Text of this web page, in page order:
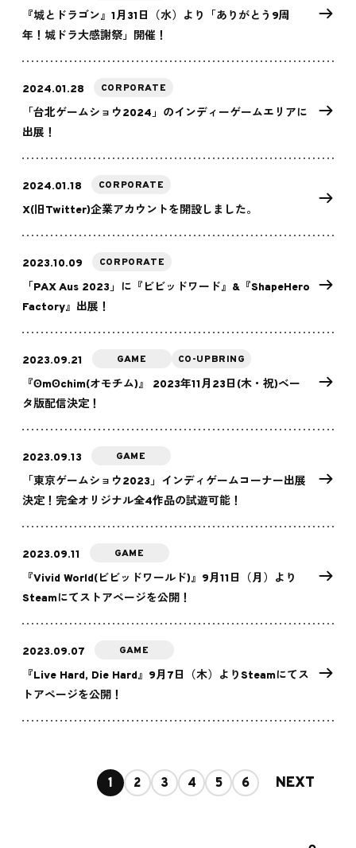
『城とドラゴン』1月31日（水）より「ありがとう9周
年！城ドラ大感謝祭」開催！
2024.01.28 CORPORATE
「台北ゲームショウ2024」のインディーゲームエリアに
出展！
2024.01.18 CORPORATE
X(旧Twitter)企業アカウントを開設しました。
2023.10.09 CORPORATE
「PAX Aus 2023」に『ビビッドワード』&『ShapeHero
Factory』出展！
2023.09.21 GAME CO-UPBRING
『ʘmʘchim(オモチム)』 2023年11月23日(木・祝)ベー
タ版配信決定！
2023.09.13 GAME
「東京ゲームショウ2023」インディゲームコーナー出展
決定！完全オリジナル全4作品の試遊可能！
2023.09.11 GAME
『Vivid World(ビビッドワールド)』9月11日（月）より
Steamにてストアページを公開！
2023.09.07 GAME
『Live Hard, Die Hard』9月7日（木）よりSteamにてス
トアページを公開！
1 2 3 4 5 6 NEXT